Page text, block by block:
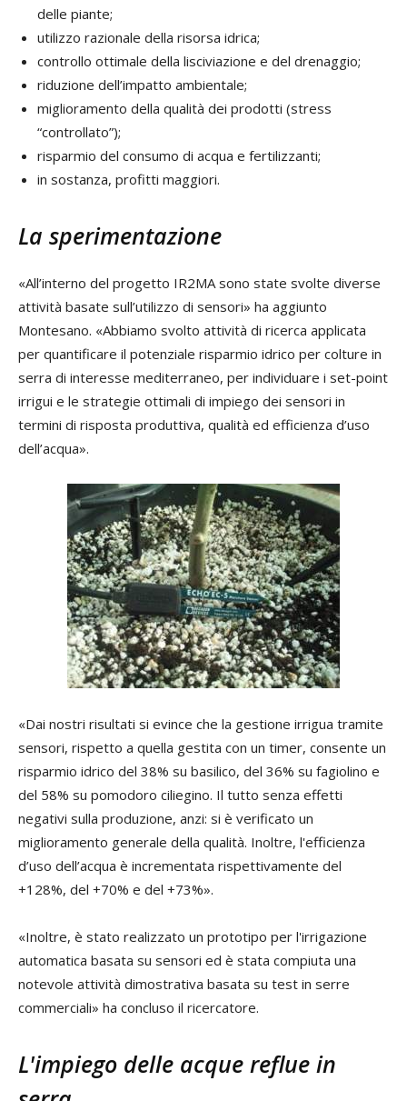
delle piante;
utilizzo razionale della risorsa idrica;
controllo ottimale della lisciviazione e del drenaggio;
riduzione dell’impatto ambientale;
miglioramento della qualità dei prodotti (stress
“controllato”);
risparmio del consumo di acqua e fertilizzanti;
in sostanza, profitti maggiori.
La sperimentazione
«All’interno del progetto IR2MA sono state svolte diverse
attività basate sull’utilizzo di sensori» ha aggiunto
Montesano. «Abbiamo svolto attività di ricerca applicata
per quantificare il potenziale risparmio idrico per colture in
serra di interesse mediterraneo, per individuare i set-point
irrigui e le strategie ottimali di impiego dei sensori in
termini di risposta produttiva, qualità ed efficienza d’uso
dell’acqua».
«Dai nostri risultati si evince che la gestione irrigua tramite
sensori, rispetto a quella gestita con un timer, consente un
risparmio idrico del 38% su basilico, del 36% su fagiolino e
del 58% su pomodoro ciliegino. Il tutto senza effetti
negativi sulla produzione, anzi: si è verificato un
miglioramento generale della qualità. Inoltre, l'efficienza
d’uso dell’acqua è incrementata rispettivamente del
+128%, del +70% e del +73%».
«Inoltre, è stato realizzato un prototipo per l'irrigazione
automatica basata su sensori ed è stata compiuta una
notevole attività dimostrativa basata su test in serre
commerciali» ha concluso il ricercatore.
L'impiego delle acque reflue in